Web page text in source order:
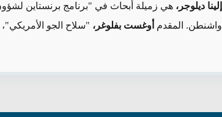
إلينا ديلوجر، هي زميلة أبحاث في "برنامج برنستاين
واشنطن. المقدم أوغست بفلوغر، "سلاح الجو